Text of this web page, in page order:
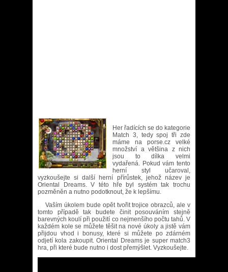
Her řadících se do kategorie
Match 3, tedy spoj tři zde
máme na porse.cz velké
množství a většina z nich
jsou to dílka velmi
vydařená. Pokud vám tento
herní styl učaroval,
vyzkoušejte si další herní přírůstek, jehož název je
Oriental Dreams. V této hře byl systém tak trochu
pozměněn a nutno podotknout, že k lepšímu.
Vaším úkolem bude opět tvořit trojice obrazců, ale v
tomto případě tak budete činit posouváním stejně
barevných koulí při použití co nejmenšího počtu tahů. V
každém kole se můžete těšit na nové úkoly a jistě vám
přijdou vhod i bonusy, které si můžete po zdárném
odjetí kola zakoupit. Oriental Dreams je super match3
hra, při které bude nutno i dost přemýšlet. Vyzkoušejte.